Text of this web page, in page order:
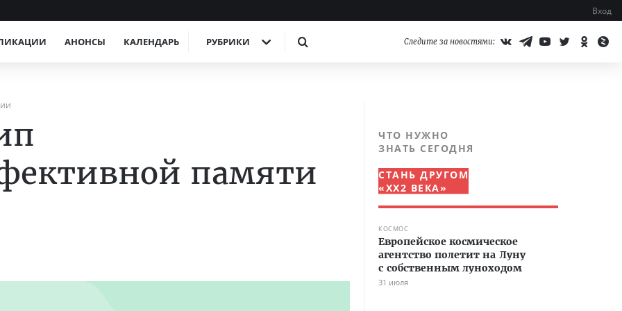
Вход
АНОНСЫ КАЛЕНДАРЬ РУБРИКИ Следите за новостями:
памяти
ЧТО НУЖНО
ЗНАТЬ СЕГОДНЯ
СТАНЬ ДРУГОМ
«XX2 ВЕКА»
КОСМОС
Европейское космическое
агентство полетит на Луну
с собственным луноходом
31 июля